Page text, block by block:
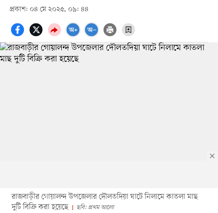
প্রকাশ: ০৪ মে ২০২৫, ০৯: ৪৪
রাজবাড়ীর গোয়ালন্দ উপজেলার দৌলতদিয়া ঘাটে নিলামে কাতলা মাছ
দুটি বিক্রি করা হয়েছে
ছবি: প্রথম আলো